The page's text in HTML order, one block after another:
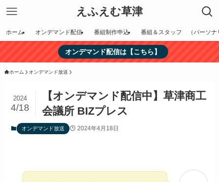
えふえむ草津
ホーム オンデマンド配信 番組制作申込 番組＆スタッフ （パーソナ
オンデマンド配信は【こちら】
ホーム オンデマンド放送
【オンデマンド配信中】草津商工
会議所 BIZプレス
2024
4/18
オンデマンド放送 2024年4月18日